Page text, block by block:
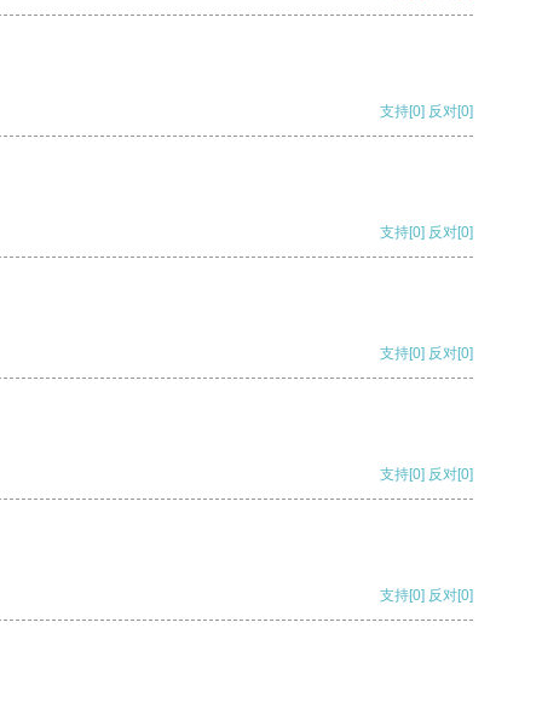
支持[0] 反对[0]
支持[0] 反对[0]
支持[0] 反对[0]
支持[0] 反对[0]
支持[0] 反对[0]